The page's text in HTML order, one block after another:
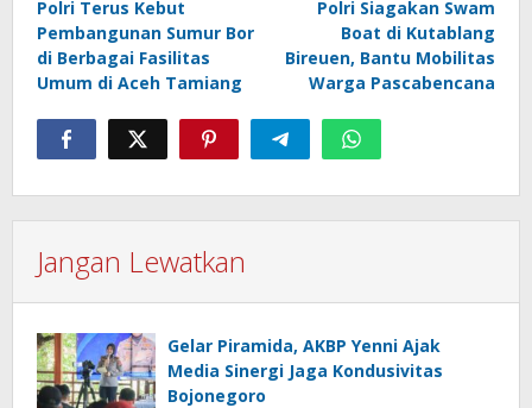
pos
Polri Terus Kebut
Pembangunan Sumur Bor
di Berbagai Fasilitas
Umum di Aceh Tamiang
Polri Siagakan Swam
Boat di Kutablang
Bireuen, Bantu Mobilitas
Warga Pascabencana
Jangan Lewatkan
Gelar Piramida, AKBP Yenni Ajak
Media Sinergi Jaga Kondusivitas
Bojonegoro